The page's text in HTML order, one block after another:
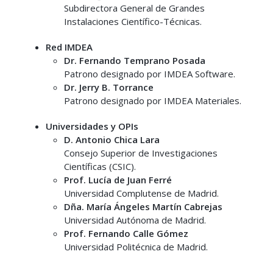
Subdirectora General de Grandes
Instalaciones Científico-Técnicas.
Red IMDEA
Dr. Fernando Temprano Posada
Patrono designado por IMDEA Software.
Dr. Jerry B. Torrance
Patrono designado por IMDEA Materiales.
Universidades y OPIs
D. Antonio Chica Lara
Consejo Superior de Investigaciones
Científicas (CSIC).
Prof. Lucía de Juan Ferré
Universidad Complutense de Madrid.
Dña. María Ángeles Martín Cabrejas
Universidad Autónoma de Madrid.
Prof. Fernando Calle Gómez
Universidad Politécnica de Madrid.